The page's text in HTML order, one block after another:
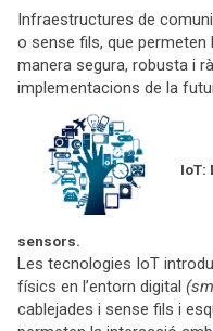
Infraestructures de
o sense fils, que
manera segura, robusta i
implementacions de la
IoT:
sensors.
Les tecnologies IoT
físics en l’entorn digital
cablejades i sense fils i